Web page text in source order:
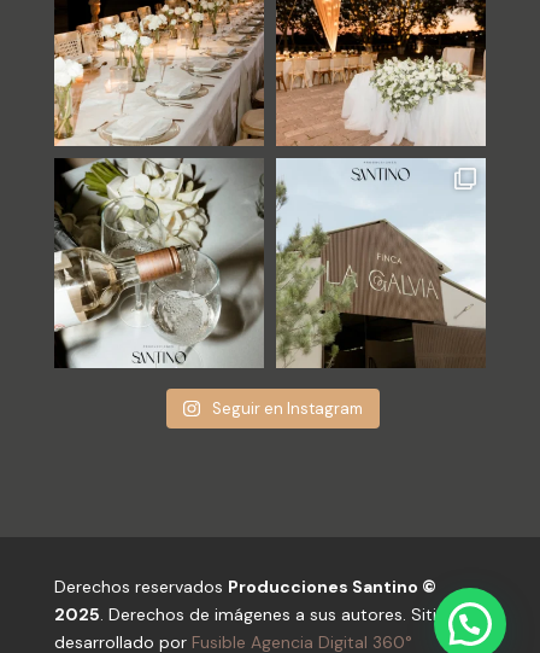
Seguir en Instagram
Derechos reservados Producciones Santino ©
2025. Derechos de imágenes a sus autores. Sitio
desarrollado por Fusible Agencia Digital 360°